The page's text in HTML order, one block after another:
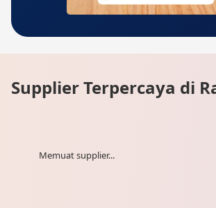
Supplier Terpercaya di
Memuat supplier...